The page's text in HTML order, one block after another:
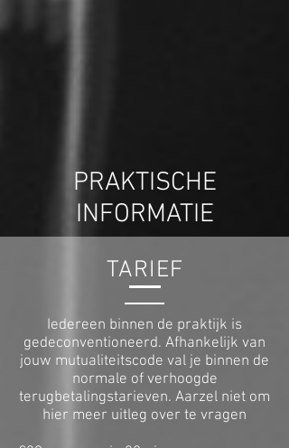
PRAKTISCHE
INFORMATIE
TARIEF
Iedereen binnen de praktijk is
gedeconventioneerd. Afhankelijk van
jouw mutualiteitscode val je binnen de
normale of verhoogde
terugbetalingstarieven. Aarzel niet om
hier meer uitleg over te vragen